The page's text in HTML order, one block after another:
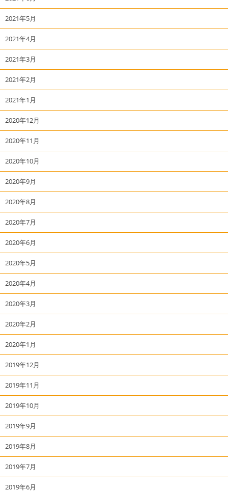
2021年5月
2021年4月
2021年3月
2021年2月
2021年1月
2020年12月
2020年11月
2020年10月
2020年9月
2020年8月
2020年7月
2020年6月
2020年5月
2020年4月
2020年3月
2020年2月
2020年1月
2019年12月
2019年11月
2019年10月
2019年9月
2019年8月
2019年7月
2019年6月